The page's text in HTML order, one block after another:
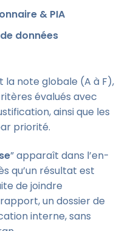
& PIA
données
note globale (A à F),
évalués avec
ainsi que les
priorité.
” apparaît dans l’en-
qu’un résultat est
de joindre
un dossier de
interne, sans